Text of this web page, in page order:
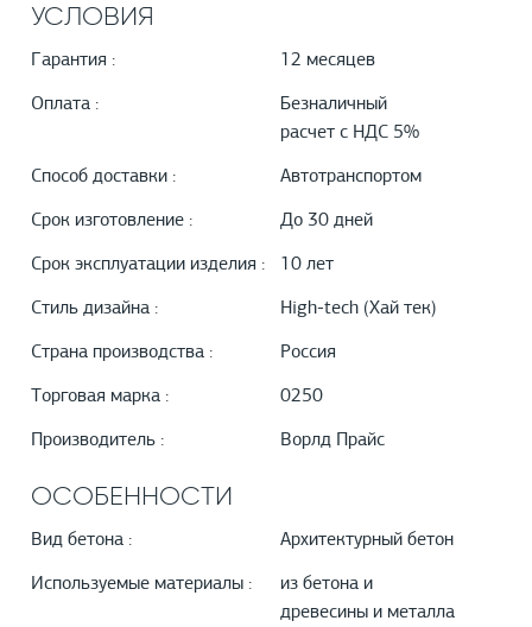
УСЛОВИЯ
Гарантия : 12 месяцев
Оплата :
Безналичный
расчет с НДС 5%
Способ доставки : Автотранспортом
Срок изготовление : До 30 дней
Срок эксплуатации изделия : 10 лет
Стиль дизайна : High-tech (Хай тек)
Страна производства : Россия
Торговая марка : 0250
Производитель : Ворлд Прайс
ОСОБЕННОСТИ
Вид бетона : Архитектурный бетон
Используемые материалы :
из бетона и
древесины и металла